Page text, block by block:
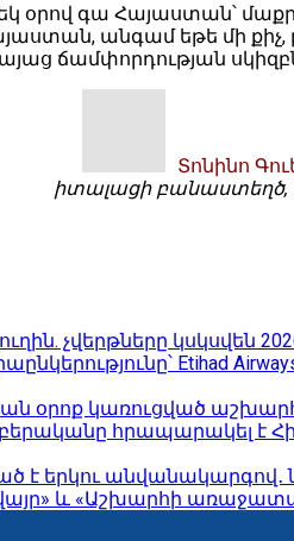
օրով գա Հայաստան՝
անգամ եթե մի քիչ,
ճամփորդության
Տոնինո
իտալացի բանաստեղծ,
չվերթները կսկսվեն
Etihad
օրոք կառուցված
հրապարակել է
է երկու անվանակարգով․
և «Աշխարհի